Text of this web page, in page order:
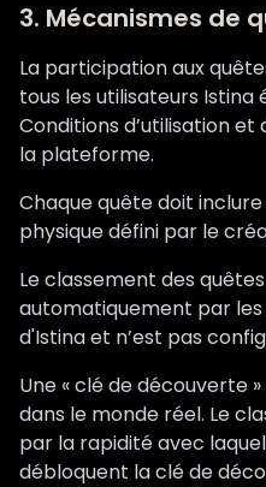
3. Mécanismes de
La participation aux
tous les utilisateurs Istina
Conditions d’utilisation
la plateforme.
Chaque quête doit
physique défini par le
Le classement des
automatiquement par
d'Istina et n’est pas
Une « clé de découverte
dans le monde réel. Le
par la rapidité avec
débloquent la clé de